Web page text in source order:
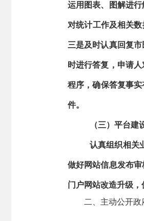
运用图表、图解进
对统计工作及相关
三是及时认真回复
时进行答复，申请
程序，确保答复事
件。
（三）平台建
认真组织相关
做好网站信息发布
门户网站改造升级
二、主动公开